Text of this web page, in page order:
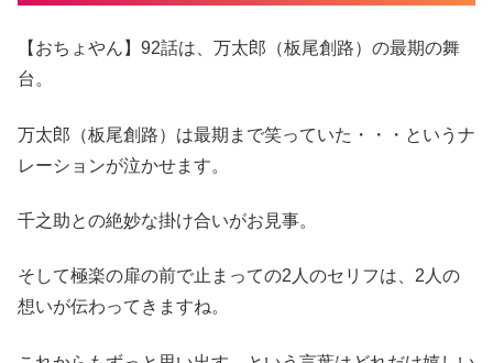
【おちょやん】92話は、万太郎（板尾創路）の最期の舞
台。
万太郎（板尾創路）は最期まで笑っていた・・・というナ
レーションが泣かせます。
千之助との絶妙な掛け合いがお見事。
そして極楽の扉の前で止まっての2人のセリフは、2人の
想いが伝わってきますね。